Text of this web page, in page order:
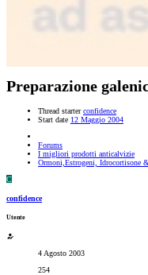
Preparazione
Thread starter confidence
Start date 12 Maggio 2004
Forums
I migliori prodotti anticalvizie
Ormoni,Estrogeni, Idrocortisone
C
confidence
Utente
4 Agosto 2003
254